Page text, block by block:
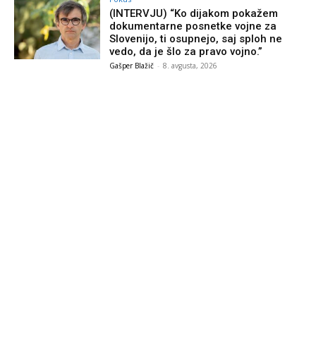
(INTERVJU) “Ko dijakom pokažem
dokumentarne posnetke vojne za
Slovenijo, ti osupnejo, saj sploh ne
vedo, da je šlo za pravo vojno.”
Gašper Blažič - 8. avgusta, 2026